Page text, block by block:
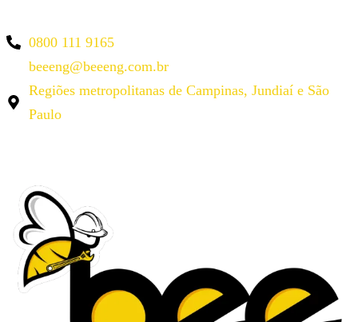
0800 111 9165
beeeng@beeeng.com.br
Regiões metropolitanas de Campinas, Jundiaí e São
Paulo